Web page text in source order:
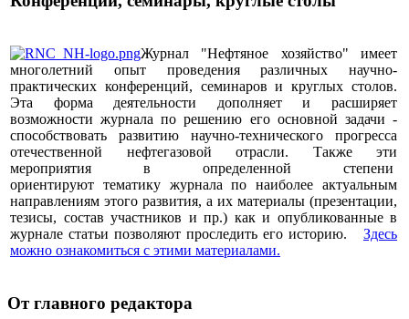
Журнал "Нефтяное хозяйство" имеет
многолетний опыт проведения различных научно-
практических конференций, семинаров и круглых столов.
Эта форма деятельности дополняет и расширяет
возможности журнала по решению его основной задачи -
способствовать развитию научно-технического прогресса
отечественной нефтегазовой отрасли. Также эти
мероприятия в определенной степени
ориентируют тематику журнала по наиболее актуальным
направлениям этого развития, а их материалы (презентации,
тезисы, состав участников и пр.) как и опубликованные в
журнале статьи позволяют проследить его историю. Здесь
можно ознакомиться с этими материалами.
От главного редактора